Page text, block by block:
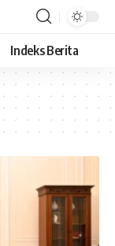
Indeks Berita